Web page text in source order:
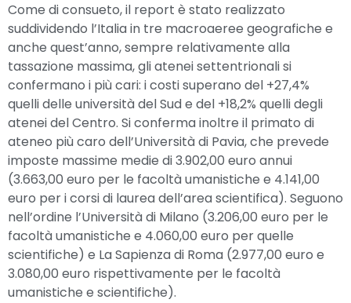
Come di consueto, il report è stato realizzato
suddividendo l’Italia in tre macroaeree geografiche e
anche quest’anno, sempre relativamente alla
tassazione massima, gli atenei settentrionali si
confermano i più cari: i costi superano del +27,4%
quelli delle università del Sud e del +18,2% quelli degli
atenei del Centro. Si conferma inoltre il primato di
ateneo più caro dell’Università di Pavia, che prevede
imposte massime medie di 3.902,00 euro annui
(3.663,00 euro per le facoltà umanistiche e 4.141,00
euro per i corsi di laurea dell’area scientifica). Seguono
nell’ordine l’Università di Milano (3.206,00 euro per le
facoltà umanistiche e 4.060,00 euro per quelle
scientifiche) e La Sapienza di Roma (2.977,00 euro e
3.080,00 euro rispettivamente per le facoltà
umanistiche e scientifiche).